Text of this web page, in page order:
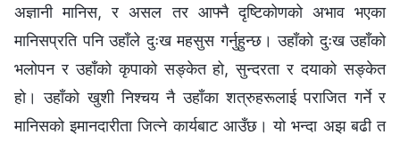
अज्ञानी मानिस, र असल तर आफ्नै दृष्टिकोणको अभाव भएका
मानिसप्रति पनि उहाँले दुःख महसुस गर्नुहुन्छ। उहाँको दुःख उहाँको
भलोपन र उहाँको कृपाको सङ्केत हो, सुन्दरता र दयाको सङ्केत
हो। उहाँको खुशी निश्‍चय नै उहाँका शत्रुहरूलाई पराजित गर्ने र
मानिसको इमानदारीता जित्‍ने कार्यबाट आउँछ। यो भन्दा अझ बढी त